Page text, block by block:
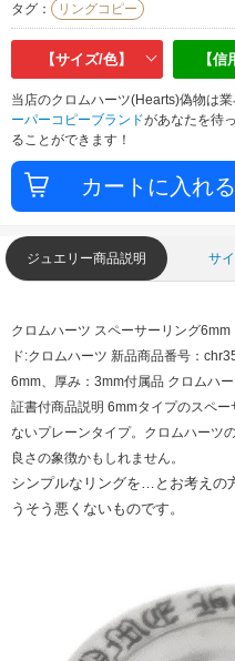
タグ： リングコピー
【サイズ/色】 【信
当店のクロムハーツ(Hearts)偽物は
ーパーコピーブランドがあなたを待
ることができます！
ジュエリー商品説明 サ
クロムハーツ スペーサーリング
ド:クロムハーツ 新品商品番号：
6mm、厚み：3mm付属品 クロムハ
証書付商品説明 6mmタイプのスペー
ないプレーンタイプ。 クロムハーツ
良さの象徴かもしれません。
シンプルなリングを…とお考えの
うそう悪くないものです。